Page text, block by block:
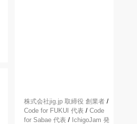
株式会社jig.jp 取締役 創業者 /
Code for FUKUI 代表 / Code
for Sabae 代表 / IchigoJam 発